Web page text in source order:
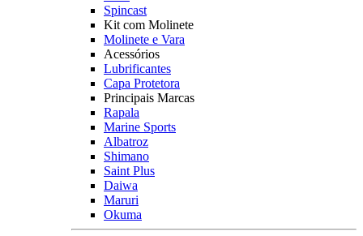
Spincast
Kit com Molinete
Molinete e Vara
Acessórios
Lubrificantes
Capa Protetora
Principais Marcas
Rapala
Marine Sports
Albatroz
Shimano
Saint Plus
Daiwa
Maruri
Okuma